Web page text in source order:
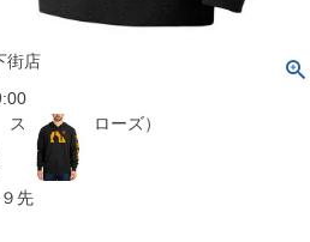
街店
のためクローズ）
先